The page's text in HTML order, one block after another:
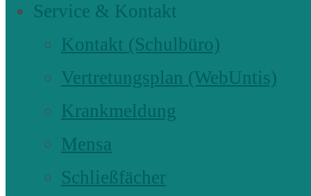
Service & Kontakt
Kontakt (Schulbüro)
Vertretungsplan (WebUntis)
Krankmeldung
Mensa
Schließfächer